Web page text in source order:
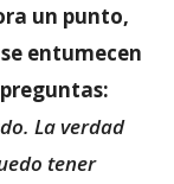
un punto,
entumecen
La verdad
tener